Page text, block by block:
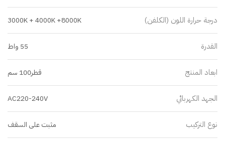
درجة حرارة اللون (الكلفن) 3000K + 4000K +8000K
القدرة 55 واط
ابعاد المنتج قطر100 سم
الجهد الكهربائي AC220-240V
نوع التركيب مثبت على السقف